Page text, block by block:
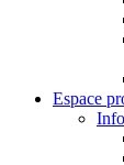
Espace